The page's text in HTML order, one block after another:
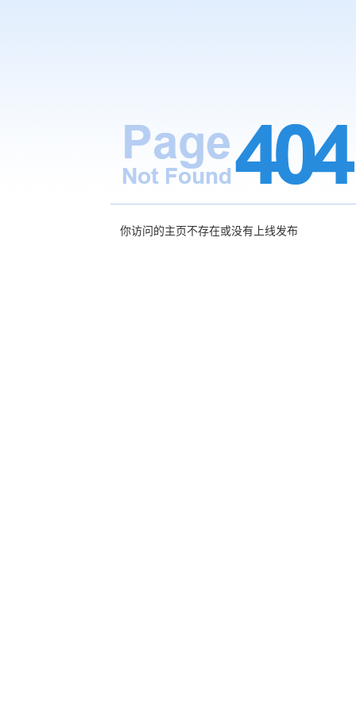
你访问的主页不存在或没有上线发布